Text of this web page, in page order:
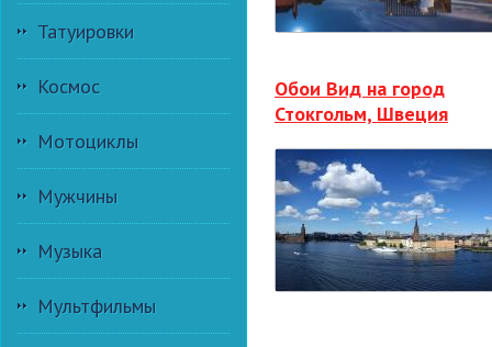
Татуировки
Космос
Мотоциклы
Мужчины
Музыка
Мультфильмы
Обои Вид на город
Стокгольм, Швеция